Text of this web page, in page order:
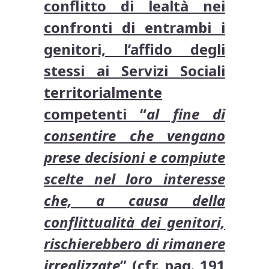
conflitto di lealtà nei
confronti di entrambi i
genitori, l’affido degli
stessi ai Servizi Sociali
territorialmente
competenti “al fine di
consentire che vengano
prese decisioni e compiute
scelte nel loro interesse
che, a causa della
conflittualità dei genitori,
rischierebbero di rimanere
irrealizzate” (cfr. pag. 191